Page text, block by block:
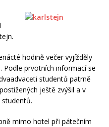
hodině večer vyjížděly
Podle prvotních informací se
studentů patrně
ještě zvýšil a v
mimo hotel při pátečním